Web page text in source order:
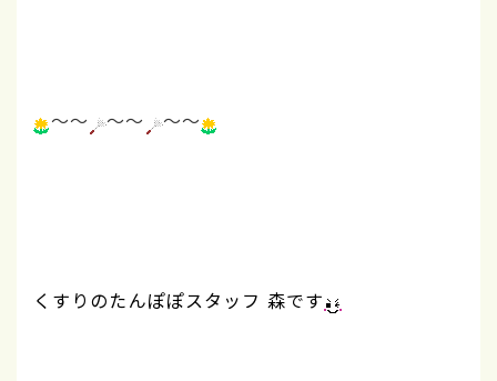
～～ ～～ ～～
くすりのたんぽぽスタッフ 森です